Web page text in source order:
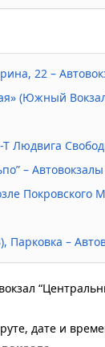
22 –
(Южный
Т Людвига
–
Покровского
Парковка –
дате и